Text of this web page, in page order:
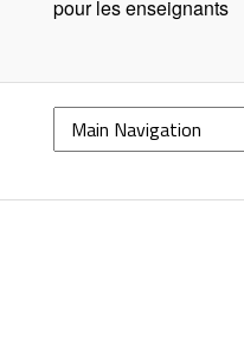
pour les enseignants